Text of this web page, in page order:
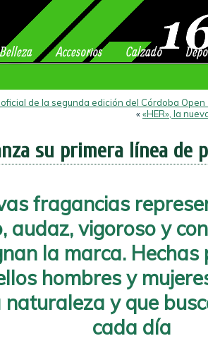
Belleza Accesorios Calzado
de la segunda edición del Córdoba Open
««HER», la
su primera línea de
fragancias
audaz, vigoroso y
la marca.
hombres y
y que
cada día